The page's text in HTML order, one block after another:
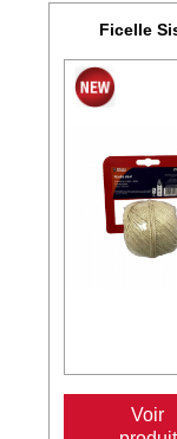
Ficelle
Voir